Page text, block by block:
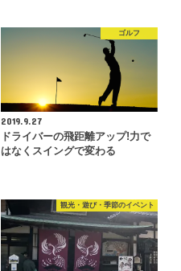
ゴルフ
2019.9.27
ドライバーの飛距離アップ!力で
はなくスイングで変わる
観光・遊び・季節のイベント